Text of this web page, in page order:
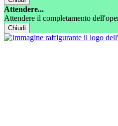
Attendere...
Attendere il completamento
Chiudi